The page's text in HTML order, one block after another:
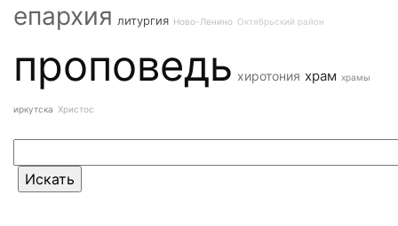
епархия литургия Ново-Ленино Октябрьский район
проповедь хиротония храм храмы
иркутска Христос